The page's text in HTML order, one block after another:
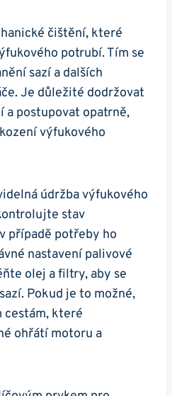
čištění,​ které
potrubí. Tím ​se
sazí a dalších
Je důležité​ dodržovat
‍a postupovat opatrně,
výfukového
‌údržba ⁤výfukového
stav
případě potřeby ho
nastavení palivové
olej a filtry, aby​ se‌
Pokud je to možné,
které
ohřátí motoru a⁢